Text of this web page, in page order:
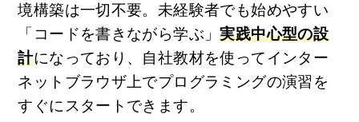
境構築は一切不要。 未経験者でも始めやすい
「コードを書きながら学ぶ」実践中心型の設
計になっており、自社教材を使ってインター
ネットブラウザ上でプログラミングの演習を
すぐにスタートできます。